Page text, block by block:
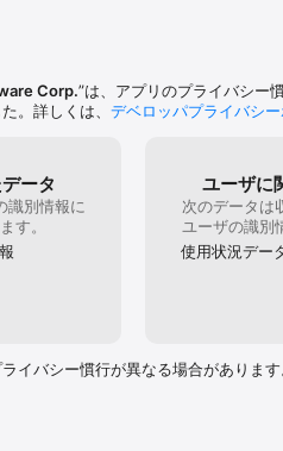
5取引プラットフォームのサ
やデータベースにアクセスすることも
Corp.”は、アプリのプライバシー
。詳しくは、 デベロッパプライバシ
ータ
識別情報に
す。
ユーザに
次のデータは
ユーザの識別
使用状況デー
イバシー慣行が異なる場合があります